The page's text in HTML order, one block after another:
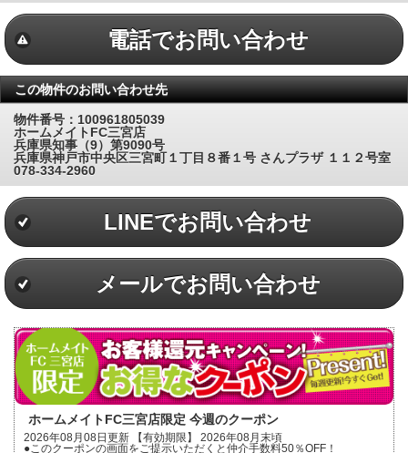
電話でお問い合わせ
この物件のお問い合わせ先
物件番号：100961805039
ホームメイトFC三宮店
兵庫県知事（9）第9090号
兵庫県神戸市中央区三宮町１丁目８番１号 さんプラザ １１２号室
078-334-2960
LINEでお問い合わせ
メールでお問い合わせ
ホームメイトFC三宮店限定 今週のクーポン
2026年08月08日更新 【有効期限】 2026年08月末頃
●このクーポンの画面をご提示いただくと仲介手数料50％OFF！